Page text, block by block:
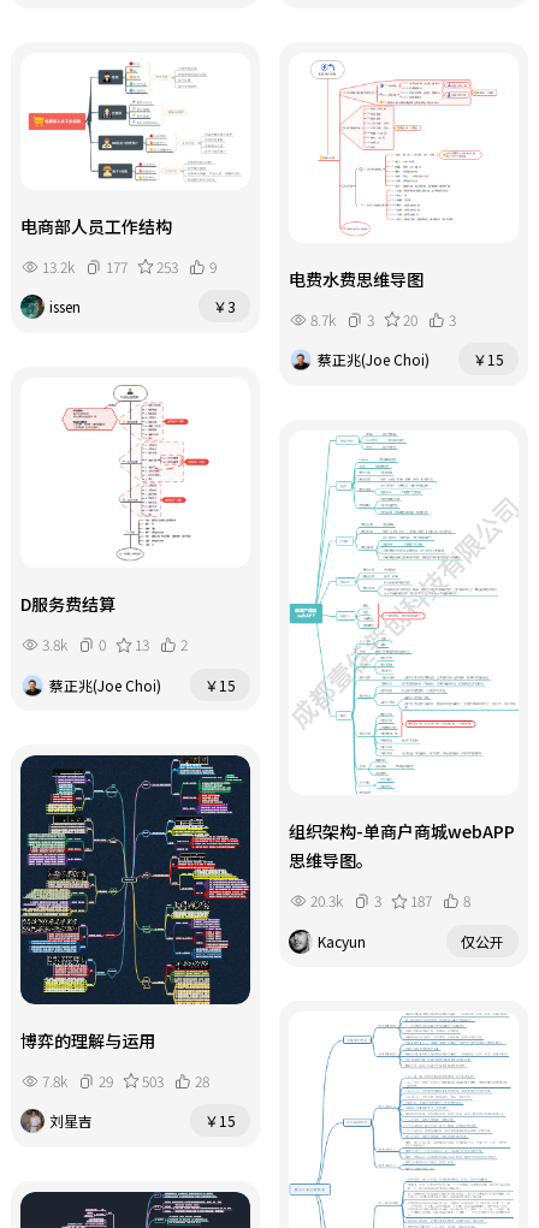
电商部人员工作结构
13.2k 177 253
9
issen
￥3
电费水费思维导图
8.7k 3 20
3
蔡正兆(Joe Choi)
￥15
D服务费结算
3.8k 0 13
2
蔡正兆(Joe Choi)
￥15
组织架构-单商户商城webAPP
思维导图。
20.3k 3 187
8
Kacyun
仅公开
博弈的理解与运用
7.8k 29 503
28
刘星吉
￥15